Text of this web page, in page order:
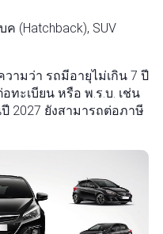
ค (Hatchback), SUV
ามว่า รถมีอายุไม่เกิน 7 ปี
อทะเบียน หรือ พ.ร.บ. เช่น
2027 ยังสามารถต่อภาษี